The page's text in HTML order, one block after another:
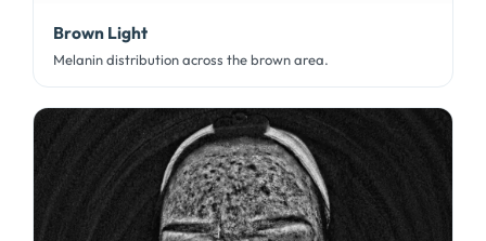
Brown Light
Melanin distribution across the brown area.